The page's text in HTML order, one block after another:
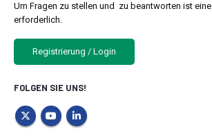
Um Fragen zu stellen und zu beantworten ist eine
erforderlich.
Registrierung / Login
FOLGEN SIE UNS!